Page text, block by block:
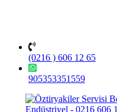
(0216 ) 606 12 65
905353351559